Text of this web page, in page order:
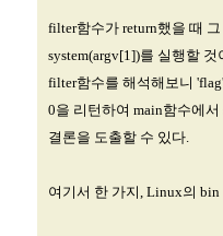
filter함수가 return했을 때
system(argv[1])를 실행할 것
filter함수를 해석해보니
0을 리턴하여 main함수에
결론을 도출할 수 있다.
여기서 한 가지, Linux의